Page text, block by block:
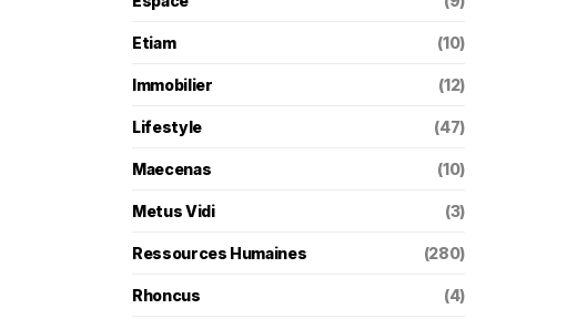
Etiam (10)
Immobilier (12)
Lifestyle (47)
Maecenas (10)
Metus Vidi (3)
Ressources Humaines (280)
Rhoncus (4)